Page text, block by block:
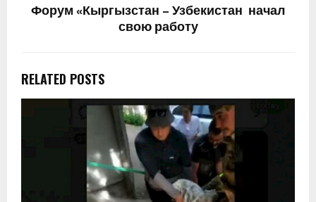
Форум «Кыргызстан – Узбекистан начал
свою работу
RELATED POSTS